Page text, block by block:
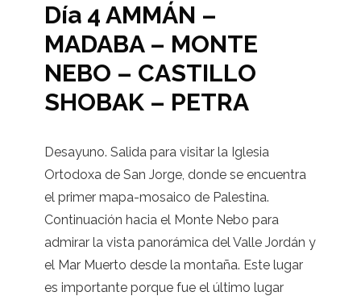
Día 4 AMMÁN –
MADABA – MONTE
NEBO – CASTILLO
SHOBAK – PETRA
Desayuno. Salida para visitar la Iglesia
Ortodoxa de San Jorge, donde se encuentra
el primer mapa-mosaico de Palestina.
Continuación hacia el Monte Nebo para
admirar la vista panorámica del Valle Jordán y
el Mar Muerto desde la montaña. Este lugar
es importante porque fue el último lugar